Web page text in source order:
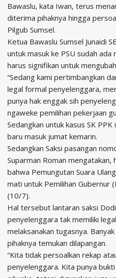
Bawaslu, kata Iwan, terus
diterima pihaknya hingga
Pilgub Sumsel.
Ketua Bawaslu Sumsel Junaidi
untuk masuk ke PSU sudah ada
harus signifikan untuk
“Sedang kami pertimbangkan
legal formal penyelenggara,
punya hak enggak sih
ngaweke pemilihan pekerjaan
Sedangkan untuk kasus SK
baru masuk jumat kemarin.
Sedangkan Saksi pasangan
Suparman Roman mengatakan,
bahwa Pemungutan Suara
mati untuk Pemilihan Gubernur
(10/7).
Hal tersebut lantaran saksi
penyelenggara tak memiliki
melaksanakan tugasnya.
pihaknya temukan dilapangan.
“Kita tidak persoalkan rekap
penyelenggara. Kita punya